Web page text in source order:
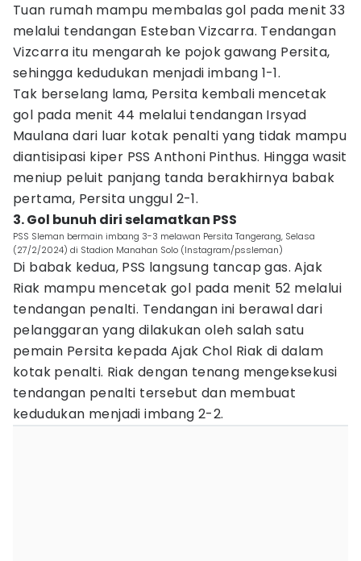
Tuan rumah mampu membalas gol pada menit 33
melalui tendangan Esteban Vizcarra. Tendangan
Vizcarra itu mengarah ke pojok gawang Persita,
sehingga kedudukan menjadi imbang 1-1.
Tak berselang lama, Persita kembali mencetak
gol pada menit 44 melalui tendangan Irsyad
Maulana dari luar kotak penalti yang tidak mampu
diantisipasi kiper PSS Anthoni Pinthus. Hingga wasit
meniup peluit panjang tanda berakhirnya babak
pertama, Persita unggul 2-1.
3. Gol bunuh diri selamatkan PSS
PSS Sleman bermain imbang 3-3 melawan Persita Tangerang, Selasa
(27/2/2024) di Stadion Manahan Solo (Instagram/pssleman)
Di babak kedua, PSS langsung tancap gas. Ajak
Riak mampu mencetak gol pada menit 52 melalui
tendangan penalti. Tendangan ini berawal dari
pelanggaran yang dilakukan oleh salah satu
pemain Persita kepada Ajak Chol Riak di dalam
kotak penalti. Riak dengan tenang mengeksekusi
tendangan penalti tersebut dan membuat
kedudukan menjadi imbang 2-2.